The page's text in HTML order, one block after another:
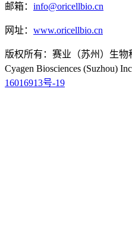
邮箱： info@oricellbio.cn
网址： www.oricellbio.cn
版权所有：赛业（苏州）生物
Cyagen Biosciences (Suzhou)
16016913号-19